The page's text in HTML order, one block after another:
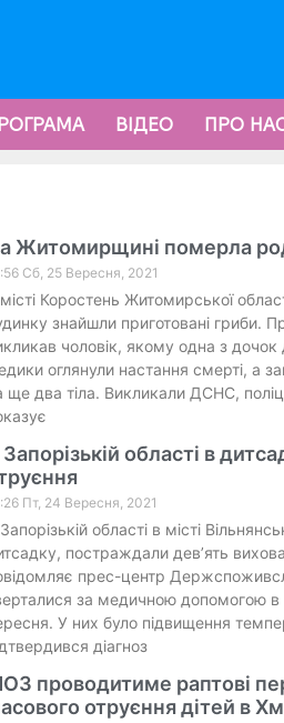
ВІДЕО ПРО
Житомирщині померла
Сб, 25 Вересня, 2021
Коростень Житомирської
знайшли приготовані гриби.
чоловік, якому одна з
оглянули настання смерті, а
ще два тіла. Викликали ДСНС,
області в
Пт, 24 Вересня, 2021
області в місті
постраждали дев’ять
прес-центр
за медичною допомогою в
У них було підвищення
діагноз
проводитиме раптові
отруєння дітей в